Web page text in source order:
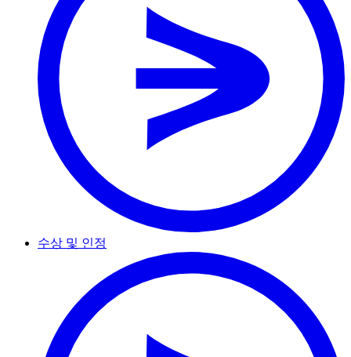
수상 및 인정